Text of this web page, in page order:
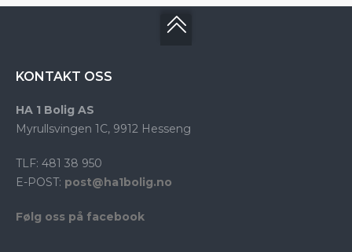
KONTAKT OSS
HA 1 Bolig AS
Myrullsvingen 1C, 9912 Hesseng
TLF: 481 38 950
E-POST: post@ha1bolig.no
Følg oss på facebook